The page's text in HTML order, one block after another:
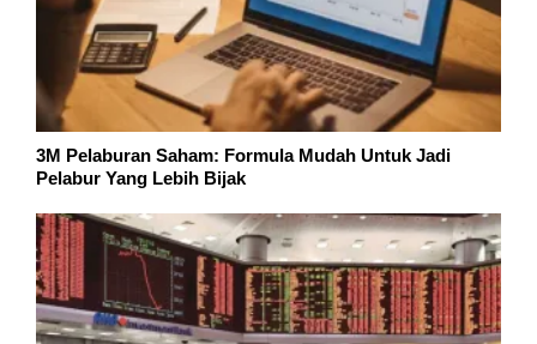
3M Pelaburan Saham: Formula Mudah Untuk Jadi
Pelabur Yang Lebih Bijak